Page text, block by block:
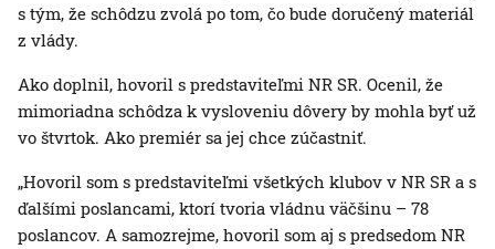
s tým, že schôdzu zvolá po tom, čo bude doručený materiál
z vlády.
Ako doplnil, hovoril s predstaviteľmi NR SR. Ocenil, že
mimoriadna schôdza k vysloveniu dôvery by mohla byť už
vo štvrtok. Ako premiér sa jej chce zúčastniť.
„Hovoril som s predstaviteľmi všetkých klubov v NR SR a s
ďalšími poslancami, ktorí tvoria vládnu väčšinu – 78
poslancov. A samozrejme, hovoril som aj s predsedom NR